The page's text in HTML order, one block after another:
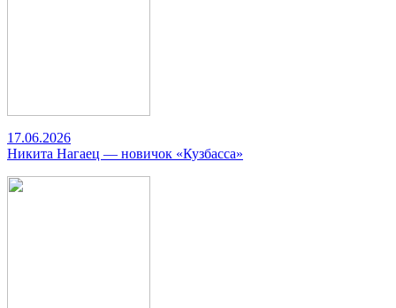
17.06.2026
Никита Нагаец — новичок «Кузбасса»